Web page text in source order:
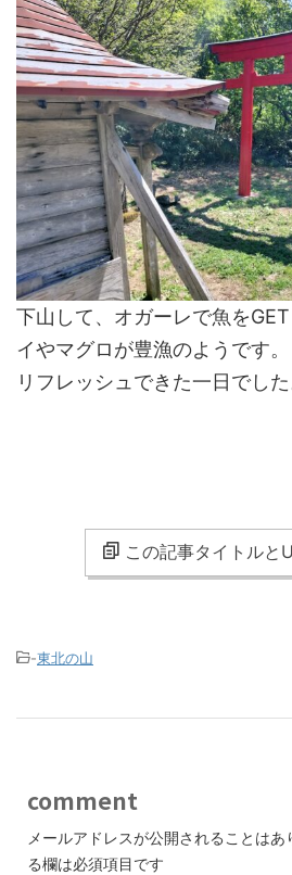
下山して、オガーレで魚を
イやマグロが豊漁のようです。
リフレッシュできた一日でした
この記事タイトルと
-東北の山
comment
メールアドレスが公開されることはあ
る欄は必須項目です